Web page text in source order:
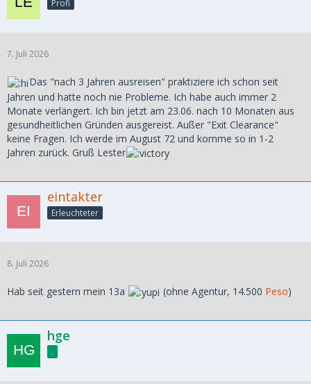
Profi
7. Juli 2026
Das "nach 3 Jahren ausreisen" praktiziere ich schon seit
Jahren und hatte noch nie Probleme. Ich habe auch immer 2
Monate verlängert. Ich bin jetzt am 23.06. nach 10 Monaten aus
gesundheitlichen Gründen ausgereist. Außer "Exit Clearance"
keine Fragen. Ich werde im August 72 und komme so in 1-2
Jahren zurück. Gruß Lester
eintakter
Erleuchteter
8. Juli 2026
Hab seit gestern mein 13a (ohne Agentur, 14.500 Peso)
hge
.